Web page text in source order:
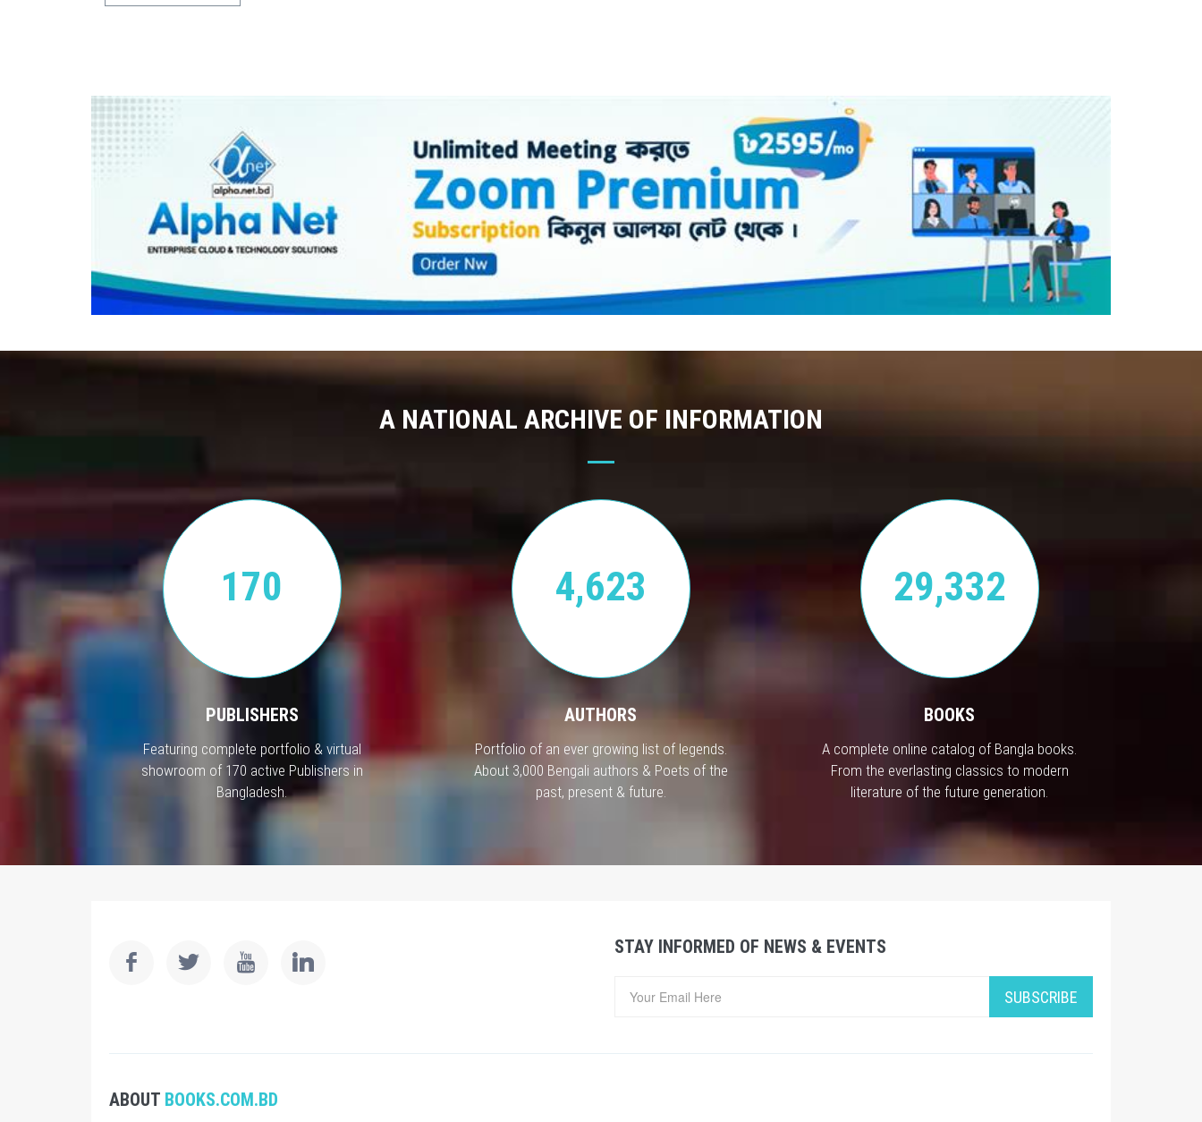
A NATIONAL ARCHIVE OF INFORMATION
170
PUBLISHERS
Featuring complete portfolio & virtual
showroom of 170 active Publishers in
Bangladesh.
4,623
AUTHORS
Portfolio of an ever growing list of legends.
About 3,000 Bengali authors & Poets of the
past, present & future.
29,332
BOOKS
A complete online catalog of Bangla books.
From the everlasting classics to modern
literature of the future generation.
STAY INFORMED OF NEWS & EVENTS
SUBSCRIBE
ABOUT BOOKS.COM.BD